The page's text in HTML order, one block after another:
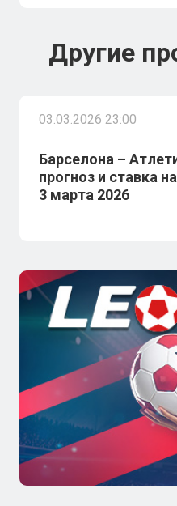
Другие
03.03.2026 23:00
Барселона –
прогноз и ставка
3 марта 2026